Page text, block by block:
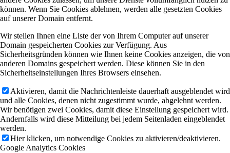
können. Wenn Sie Cookies ablehnen, werden alle gesetzten Cookies
auf unserer Domain entfernt.
Wir stellen Ihnen eine Liste der von Ihrem Computer auf unserer
Domain gespeicherten Cookies zur Verfügung. Aus
Sicherheitsgründen können wie Ihnen keine Cookies anzeigen, die von
anderen Domains gespeichert werden. Diese können Sie in den
Sicherheitseinstellungen Ihres Browsers einsehen.
Aktivieren, damit die Nachrichtenleiste dauerhaft ausgeblendet wird
und alle Cookies, denen nicht zugestimmt wurde, abgelehnt werden.
Wir benötigen zwei Cookies, damit diese Einstellung gespeichert wird.
Andernfalls wird diese Mitteilung bei jedem Seitenladen eingeblendet
werden.
Hier klicken, um notwendige Cookies zu aktivieren/deaktivieren.
Google Analytics Cookies